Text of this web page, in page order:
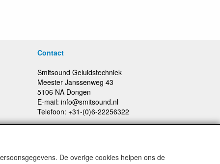
Contact
Smitsound Geluidstechniek
Meester Janssenweg 43
5106 NA Dongen
E-mail: info@smitsound.nl
Telefoon: +31-(0)6-22256322
De overige cookies helpen ons de